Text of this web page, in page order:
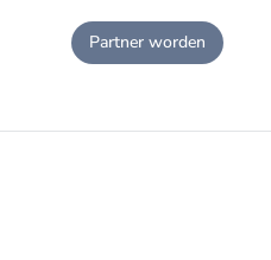
Partner worden